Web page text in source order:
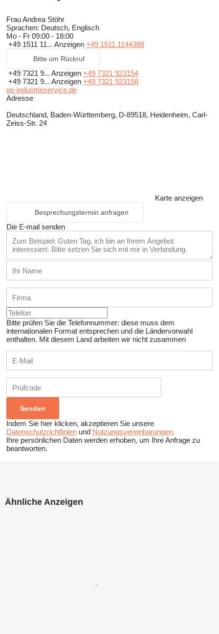
Frau Andrea Stöhr
Sprachen: Deutsch, Englisch
Mo - Fr 09:00 - 18:00
+49 1511 11... Anzeigen +49 1511 1144388
Bitte um Rückruf
+49 7321 9... Anzeigen +49 7321 923154
+49 7321 9... Anzeigen +49 7321 923158
gs-industrieservice.de
Adresse
Deutschland, Baden-Württemberg, D-89518, Heidenheim, Carl-
Zeiss-Str. 24
Karte anzeigen
Besprechungstermin anfragen
Die E-mail senden
Bitte prüfen Sie die Telefonnummer: diese muss dem
internationalen Format entsprechen und die Ländervorwahl
enthalten. Mit diesem Land arbeiten wir nicht zusammen
Indem Sie hier klicken, akzeptieren Sie unsere
Datenschutzrichtlinien und Nutzungsvereinbarungen.
Ihre persönlichen Daten werden erhoben, um Ihre Anfrage zu
beantworten.
Ähnliche Anzeigen